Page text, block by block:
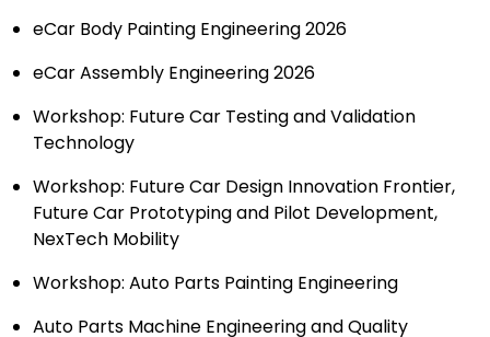
eCar Body Painting Engineering 2026
eCar Assembly Engineering 2026
Workshop: Future Car Testing and Validation
Technology
Workshop: Future Car Design Innovation Frontier,
Future Car Prototyping and Pilot Development,
NexTech Mobility
Workshop: Auto Parts Painting Engineering
Auto Parts Machine Engineering and Quality